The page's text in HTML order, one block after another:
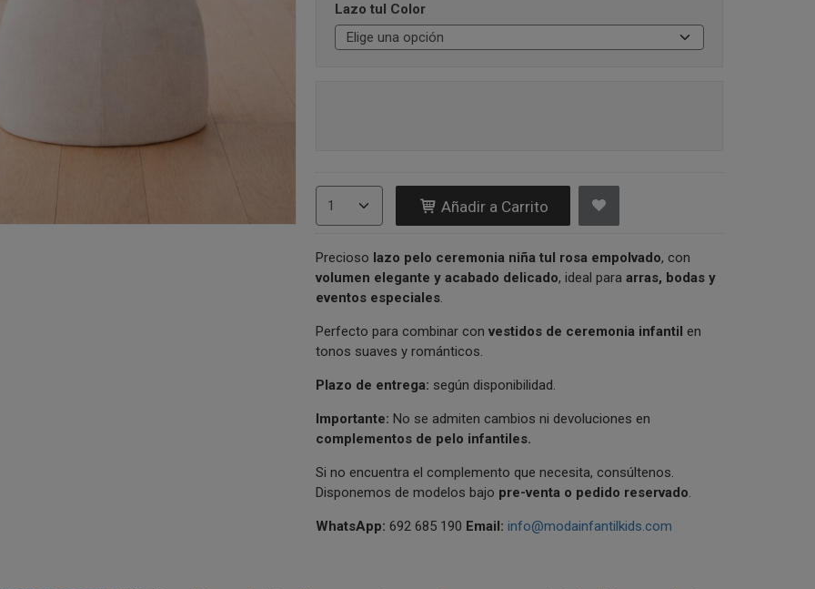
Lazo tul Color
Añadir a Carrito
Precioso lazo pelo ceremonia niña tul rosa empolvado, con
volumen elegante y acabado delicado, ideal para arras, bodas y
eventos especiales.
Perfecto para combinar con vestidos de ceremonia infantil en
tonos suaves y románticos.
Plazo de entrega: según disponibilidad.
Importante: No se admiten cambios ni devoluciones en
complementos de pelo infantiles.
Si no encuentra el complemento que necesita, consúltenos.
Disponemos de modelos bajo pre-venta o pedido reservado
WhatsApp: 692 685 190 Email: info@modainfantilkids.com